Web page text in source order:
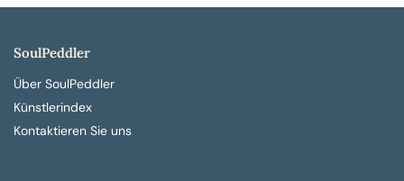
SoulPeddler
Über SoulPeddler
Künstlerindex
Kontaktieren Sie uns